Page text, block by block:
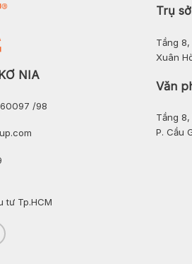
NIA
/98
tư Tp.HCM
Trụ
Tầng
Xuân
Văn
Tầng
P. Cầu